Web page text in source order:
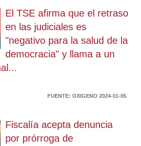
El TSE afirma que el retraso
en las judiciales es
"negativo para la salud de la
democracia" y llama a un
FUENTE: OXIGENO 2024-01-05
Fiscalía acepta denuncia
por prórroga de